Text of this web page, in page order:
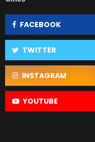
FACEBOOK
TWITTER
INSTAGRAM
YOUTUBE